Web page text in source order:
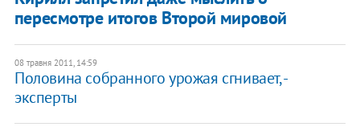
пересмотре итогов Второй мировой
08 травня 2011, 14:59
Половина собранного урожая сгнивает, -
эксперты